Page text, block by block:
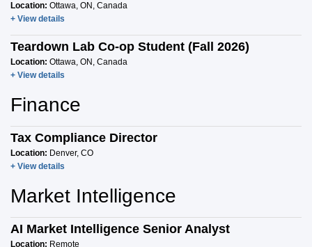
Location: Ottawa, ON, Canada
+ View details
Teardown Lab Co-op Student (Fall 2026)
Location: Ottawa, ON, Canada
+ View details
Finance
Tax Compliance Director
Location: Denver, CO
+ View details
Market Intelligence
AI Market Intelligence Senior Analyst
Location: Remote